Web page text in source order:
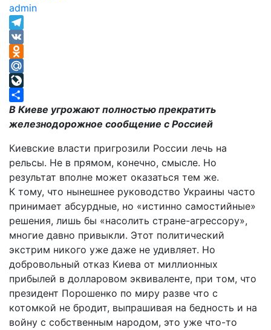
admin
Telegram
VK
Odnoklassniki
Mail.Ru
LiveJournal
Отправить
В Киеве угрожают полностью прекратить
железнодорожное сообщение с Россией
Киевские власти пригрозили России лечь на
рельсы. Не в прямом, конечно, смысле. Но
результат вполне может оказаться тем же.
К тому, что нынешнее руководство Украины часто
принимает абсурдные, но «истинно самостийные»
решения, лишь бы «насолить стране-агрессору»,
многие давно привыкли. Этот политический
экстрим никого уже даже не удивляет. Но
добровольный отказ Киева от миллионных
прибылей в долларовом эквиваленте, при том, что
президент Порошенко по миру разве что с
котомкой не бродит, выпрашивая на бедность и на
войну с собственным народом, это уже что-то